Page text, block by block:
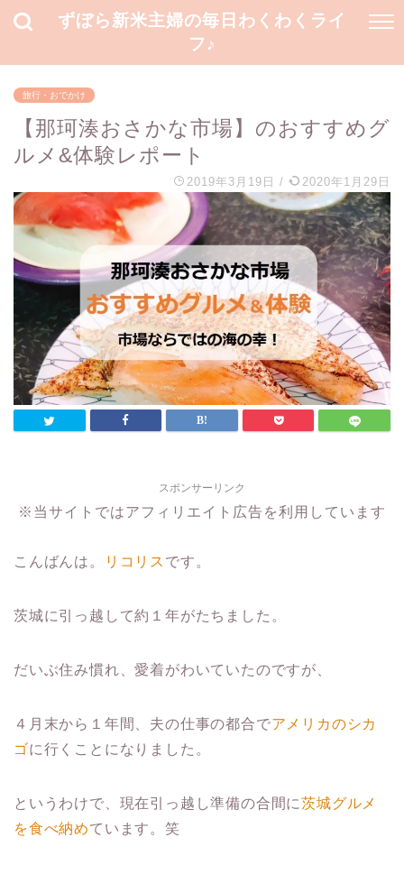
ずぼら新米主婦の毎日わくわくライ
フ♪
旅行・おでかけ
【那珂湊おさかな市場】のおすすめグ
ルメ&体験レポート
2019年3月19日 / 2020年1月29日
スポンサーリンク
※当サイトではアフィリエイト広告を利用しています
こんばんは。 リコリス です。
茨城に引っ越して約１年がたちました。
だいぶ住み慣れ、愛着がわいていたのですが、
４月末から１年間、夫の仕事の都合でアメリカのシカ
ゴに行くことになりました。
というわけで、現在引っ越し準備の合間に茨城グルメ
を食べ納めています。笑